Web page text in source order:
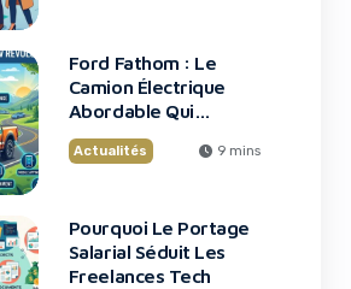
Ford Fathom : Le
Camion Électrique
Abordable Qui
Bouleverse Le
Marché
Actualités 9 mins
Pourquoi Le Portage
Salarial Séduit Les
Freelances Tech